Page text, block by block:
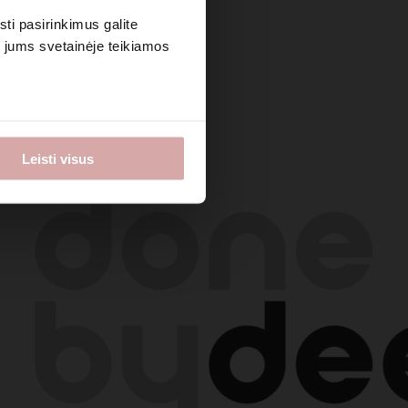
pasirinkimus galite
svetainėje teikiamos
Leisti visus